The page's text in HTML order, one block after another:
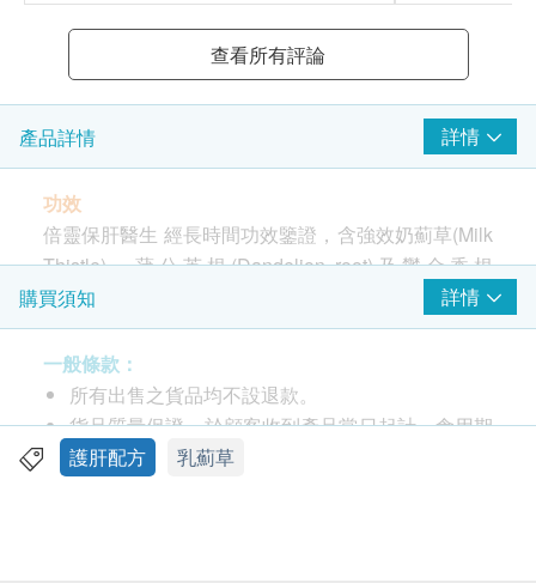
查看所有評論
產品詳情 詳情
功效
倍靈保肝醫生 經長時間功效鑒證，含強效奶薊草(Milk
Thistle)、蒲公英根(Dandelion root)及鬱金香根
(Turmeric root)，於加拿大政府認證GMP國際級廠房
研製而成。 奶薊草是數百年來歐洲被廣泛應用的天然
保肝聖品，含三種具有護肝作用的黃酮素，分別是
silibinin, silidianin及silicristin，現在被統稱為水飛薊
素(silymarin)。倍靈 保肝醫生含高達80%的水飛薊
素，是天然強效解毒劑。蒲公英根有助分泌膽汁，清
除體內廢物及剌激消化系統功能。而鬱金香根能有效
購買須知 詳情
一般條款：
所有出售之貨品均不設退款。
貨品質量保證，於顧客收到產品當日起計，食用期
應最少有9個月或以上。
護肝配方 乳薊草